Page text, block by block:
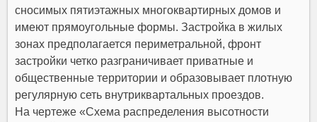
сносимых пятиэтажных многоквартирных домов и
имеют прямоугольные формы. Застройка в жилых
зонах предполагается периметральной, фронт
застройки четко разграничивает приватные и
общественные территории и образовывает плотную
регулярную сеть внутриквартальных проездов.
На чертеже «Схема распределения высотности